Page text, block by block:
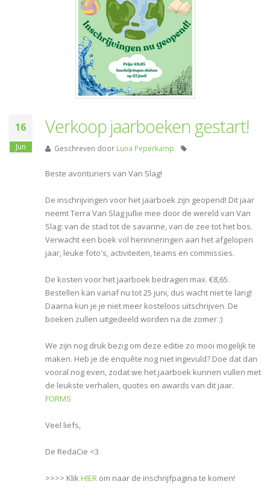
16
Jun
Verkoop jaarboeken gestart!
Geschreven door Luna Peperkamp
Beste avonturiers van Van Slag!
De inschrijvingen voor het jaarboek zijn geopend! Dit jaar
neemt Terra Van Slag jullie mee door de wereld van Van
Slag: van de stad tot de savanne, van de zee tot het bos.
Verwacht een boek vol herinneringen aan het afgelopen
jaar, leuke foto's, activiteiten, teams en commissies.
De kosten voor het jaarboek bedragen max. €8,65.
Bestellen kan vanaf nu tot 25 juni, dus wacht niet te lang!
Daarna kun je je niet meer kosteloos uitschrijven. De
boeken zullen uitgedeeld worden na de zomer :)
We zijn nog druk bezig om deze editie zo mooi mogelijk te
maken. Heb je de enquête nog niet ingevuld? Doe dat dan
vooral nog even, zodat we het jaarboek kunnen vullen met
de leukste verhalen, quotes en awards van dit jaar.
FORMS
Veel liefs,
De RedaCie <3
>>>> KlikHIER om naar de inschrijfpagina te komen!